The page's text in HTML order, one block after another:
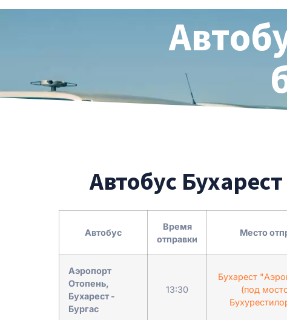
Автобус
Автобус
Время
отправки
Место
Аэропорт
Отопень,
Бухарест -
Бургас
13:30
Бухарест
(под